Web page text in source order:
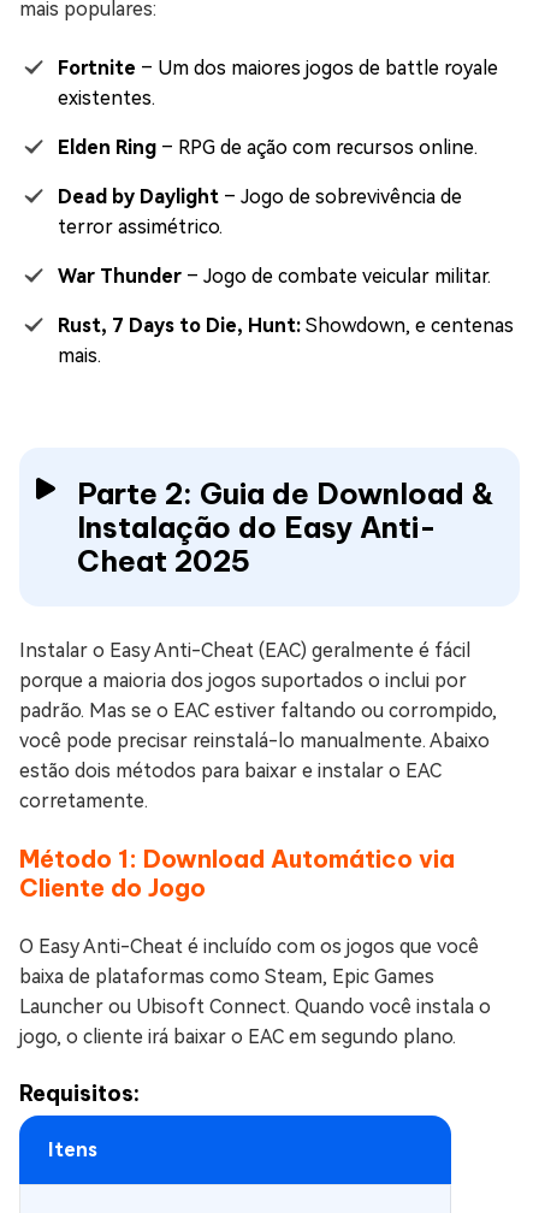
mais populares:
Fortnite – Um dos maiores jogos de battle royale
existentes.
Elden Ring – RPG de ação com recursos online.
Dead by Daylight – Jogo de sobrevivência de
terror assimétrico.
War Thunder – Jogo de combate veicular militar.
Rust, 7 Days to Die, Hunt: Showdown, e centenas
mais.
Parte 2: Guia de Download &
Instalação do Easy Anti-
Cheat 2025
Instalar o Easy Anti-Cheat (EAC) geralmente é fácil
porque a maioria dos jogos suportados o inclui por
padrão. Mas se o EAC estiver faltando ou corrompido,
você pode precisar reinstalá-lo manualmente. Abaixo
estão dois métodos para baixar e instalar o EAC
corretamente.
Método 1: Download Automático via
Cliente do Jogo
O Easy Anti-Cheat é incluído com os jogos que você
baixa de plataformas como Steam, Epic Games
Launcher ou Ubisoft Connect. Quando você instala o
jogo, o cliente irá baixar o EAC em segundo plano.
Requisitos:
Itens